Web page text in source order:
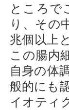
ところで
り、その
兆個以上
この腸内
自身の体
般的にも
イオティ